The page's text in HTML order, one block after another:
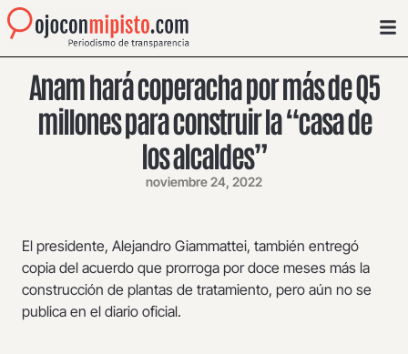
Anam hará coperacha por más de Q5
millones para construir la “casa de
los alcaldes”
noviembre 24, 2022
El presidente, Alejandro Giammattei, también entregó
copia del acuerdo que prorroga por doce meses más la
construcción de plantas de tratamiento, pero aún no se
publica en el diario oficial.